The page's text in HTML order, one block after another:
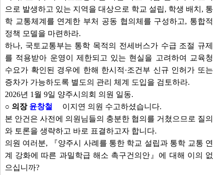
으로 발생하고 있는 지역을 대상으로 학교 설립, 학생 배치, 통
학 교통체계를 연계한 부처 공동 협의체를 구성하고, 통합적
정책 모델을 마련하라.
하나, 국토교통부는 통학 목적의 전세버스가 수급 조절 규제
를 적용받아 운영이 제한되고 있는 현실을 고려하여 교육청
수요가 확인된 경우에 한해 한시적·조건부 신규 인허가 또는
증차가 가능하도록 별도의 관리 체계 도입을 검토하라.
2026년 1월 9일 양주시의회 의원 일동.
○ 의장 윤창철
이지연 의원 수고하셨습니다.
본 안건은 사전에 의원님들의 충분한 협의를 거쳤으므로 질의
와 토론을 생략하고 바로 표결하고자 합니다.
의원 여러분, 『양주시 사례를 통한 학교 설립과 통학 교통 연
계 강화에 따른 과밀학급 해소 촉구건의안』에 대해 이의 없
으십니까?